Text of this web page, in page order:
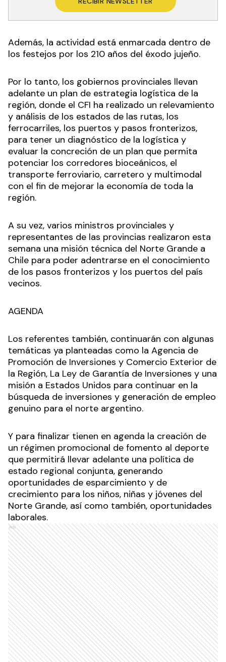
Además, la actividad está enmarcada dentro de
los festejos por los 210 años del éxodo jujeño.
Por lo tanto, los gobiernos provinciales llevan
adelante un plan de estrategia logística de la
región, donde el CFI ha realizado un relevamiento
y análisis de los estados de las rutas, los
ferrocarriles, los puertos y pasos fronterizos,
para tener un diagnóstico de la logística y
evaluar la concreción de un plan que permita
potenciar los corredores bioceánicos, el
transporte ferroviario, carretero y multimodal
con el fin de mejorar la economía de toda la
región.
A su vez, varios ministros provinciales y
representantes de las provincias realizaron esta
semana una misión técnica del Norte Grande a
Chile para poder adentrarse en el conocimiento
de los pasos fronterizos y los puertos del país
vecinos.
AGENDA
Los referentes también, continuarán con algunas
temáticas ya planteadas como la Agencia de
Promoción de Inversiones y Comercio Exterior de
la Región, La Ley de Garantía de Inversiones y una
misión a Estados Unidos para continuar en la
búsqueda de inversiones y generación de empleo
genuino para el norte argentino.
Y para finalizar tienen en agenda la creación de
un régimen promocional de fomento al deporte
que permitirá llevar adelante una política de
estado regional conjunta, generando
oportunidades de esparcimiento y de
crecimiento para los niños, niñas y jóvenes del
Norte Grande, así como también, oportunidades
laborales.
Ads